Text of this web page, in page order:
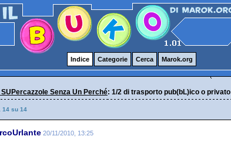
Indice Categorie Cerca Marok.org
Senza Un Perché: 1/2 di trasporto pub(bL)ico o privato
14 su 14
20/11/2010, 13:25